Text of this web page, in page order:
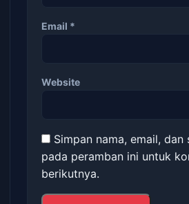
Email *
Website
Simpan nama, email, dan
pada peramban ini untuk
berikutnya.